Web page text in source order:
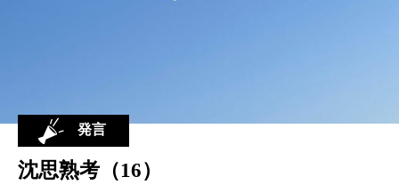
発言
沈思熟考（16）